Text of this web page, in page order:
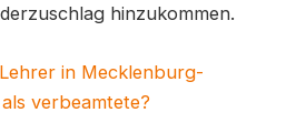
hinzukommen.
in Mecklenburg-
verbeamtete?